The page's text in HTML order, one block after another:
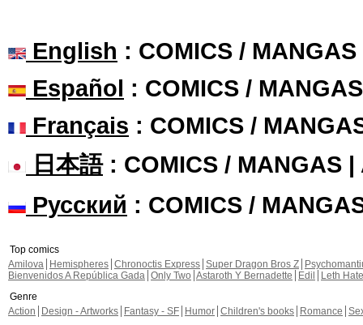
English : COMICS /
Español : COMICS /
Français : COMICS /
日本語: COMICS / MANGAS |
Русский : COMICS /
Top comics
Amilova
Hemispheres Chronoctis Express Super Dragon Bros Z
Bienvenidos A República Gada Only Two Astaroth Y Bernadette Edil
Leth Hate
Genre
Action
Design - Artworks Fantasy - SF Humor Children's books Romance